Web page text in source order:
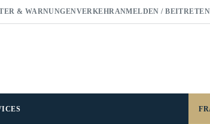
& WARNUNGENVERKEHRANMELDEN / BEITRETEN